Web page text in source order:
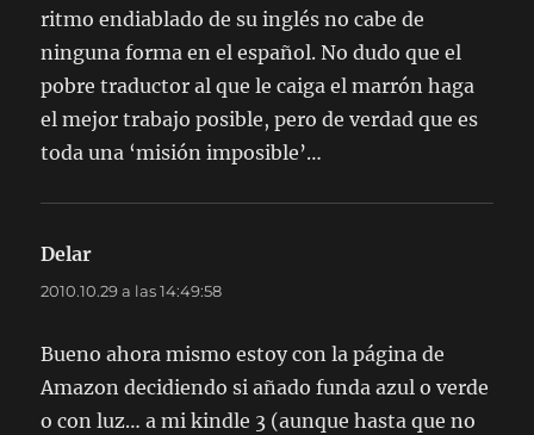
ritmo endiablado de su inglés no cabe de
ninguna forma en el español. No dudo que el
pobre traductor al que le caiga el marrón haga
el mejor trabajo posible, pero de verdad que es
toda una ‘misión imposible’…
Delar
2010.10.29 a las 14:49:58
Bueno ahora mismo estoy con la página de
Amazon decidiendo si añado funda azul o verde
o con luz… a mi kindle 3 (aunque hasta que no